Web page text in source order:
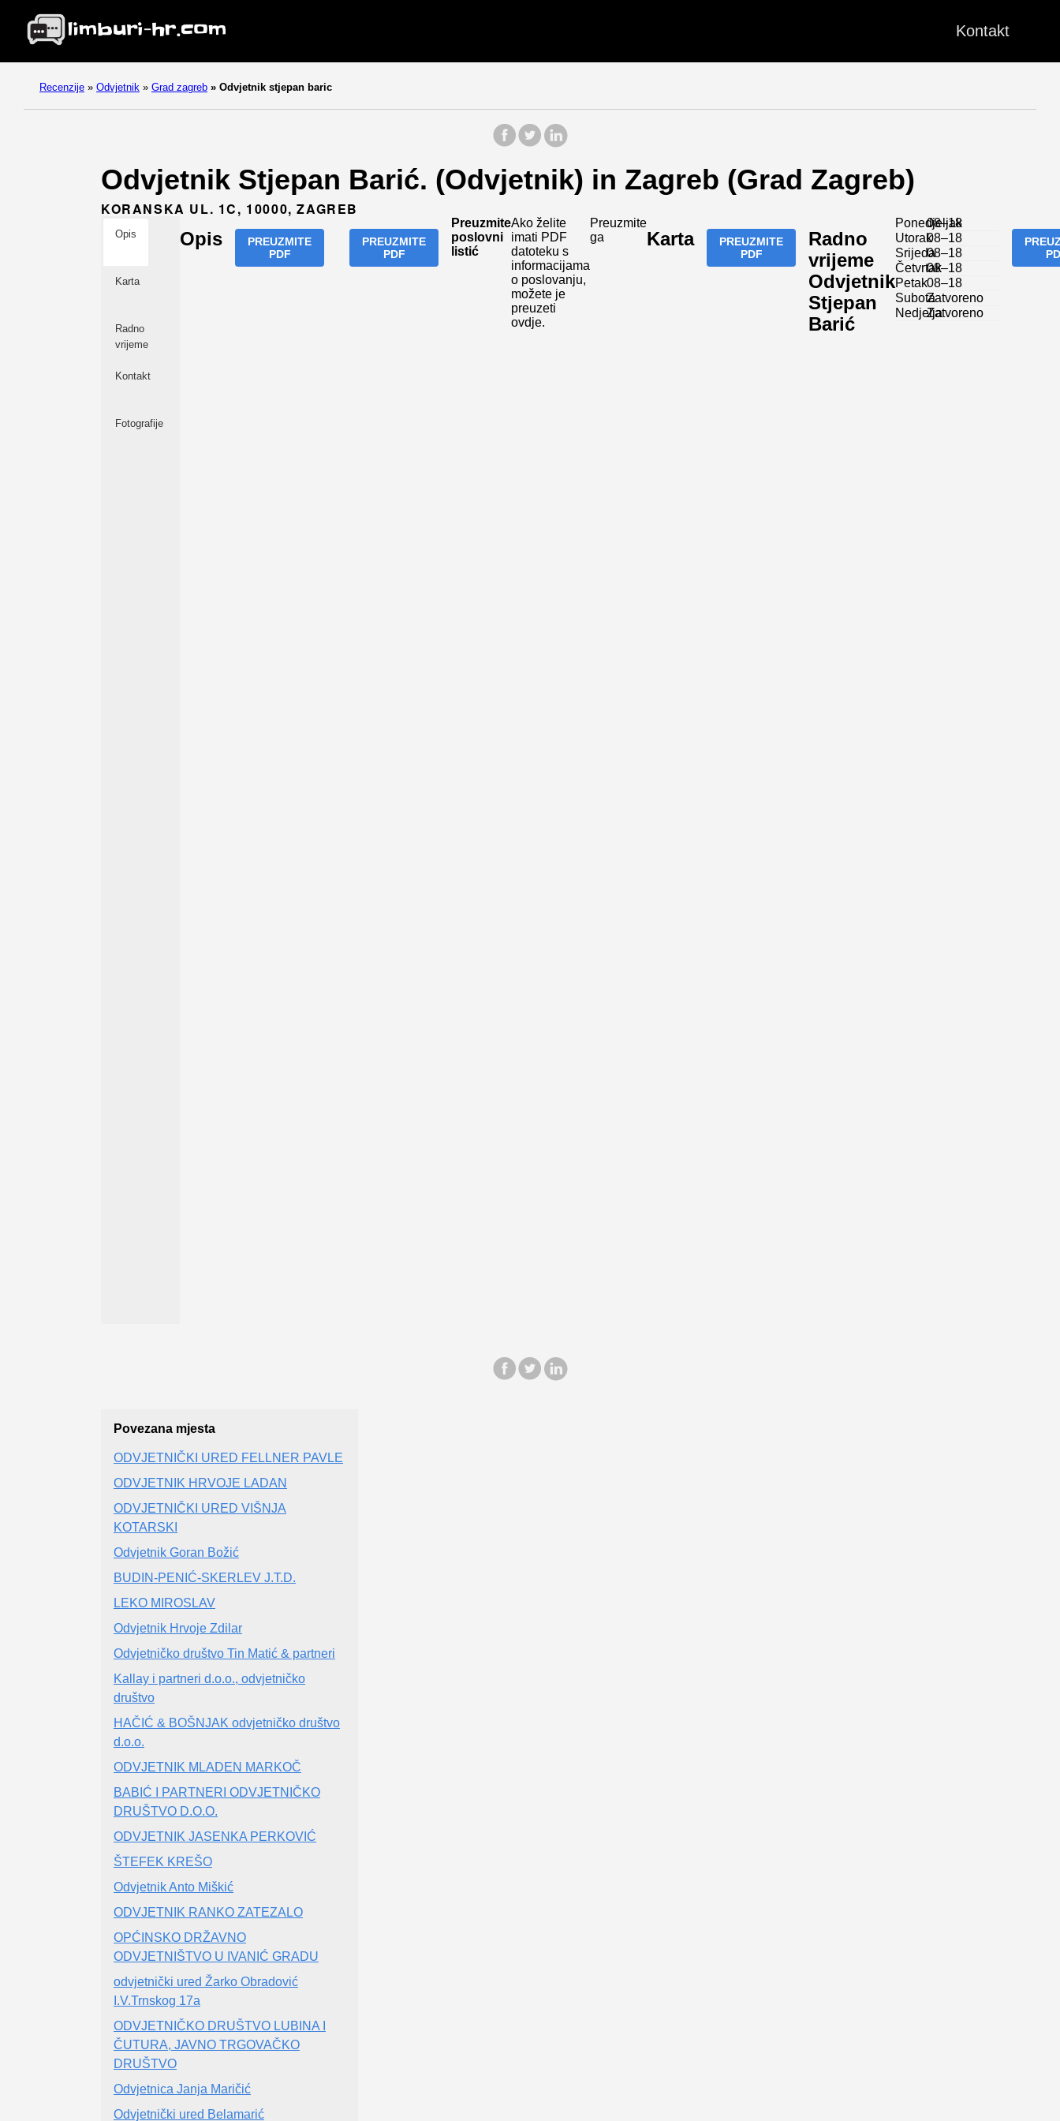
Kontakt
Recenzije » Odvjetnik » Grad zagreb » Odvjetnik stjepan baric
Odvjetnik Stjepan Barić. (Odvjetnik) in Zagreb (Grad Zagreb)
KORANSKA UL. 1C, 10000, ZAGREB
Opis
Karta
Radno
vrijeme
Kontakt
Fotografije
Opis
PREUZMITE
PDF
PREUZMITE
PDF
Preuzmite
poslovni
listić
Ako želite
imati PDF
datoteku s
informacijama
o poslovanju,
možete je
preuzeti
ovdje.
Preuzmite
ga
Karta
PREUZMITE
PDF
Radno
vrijeme
Odvjetnik
Stjepan
Barić
Ponedjeljak
08–18
Utorak08–18
Srijeda08–18
Četvrtak08–18
Petak08–18
SubotaZatvoreno
NedjeljaZatvoreno
Povezana mjesta
ODVJETNIČKI URED FELLNER PAVLE
ODVJETNIK HRVOJE LADAN
ODVJETNIČKI URED VIŠNJA
KOTARSKI
Odvjetnik Goran Božić
BUDIN-PENIĆ-SKERLEV J.T.D.
LEKO MIROSLAV
Odvjetnik Hrvoje Zdilar
Odvjetničko društvo Tin Matić & partneri
Kallay i partneri d.o.o., odvjetničko
društvo
HAČIĆ & BOŠNJAK odvjetničko društvo
d.o.o.
ODVJETNIK MLADEN MARKOČ
BABIĆ I PARTNERI ODVJETNIČKO
DRUŠTVO D.O.O.
ODVJETNIK JASENKA PERKOVIĆ
ŠTEFEK KREŠO
Odvjetnik Anto Miškić
ODVJETNIK RANKO ZATEZALO
OPĆINSKO DRŽAVNO
ODVJETNIŠTVO U IVANIĆ GRADU
odvjetnički ured Žarko Obradović
I.V.Trnskog 17a
ODVJETNIČKO DRUŠTVO LUBINA I
ČUTURA, JAVNO TRGOVAČKO
DRUŠTVO
Odvjetnica Janja Maričić
Odvjetnički ured Belamarić